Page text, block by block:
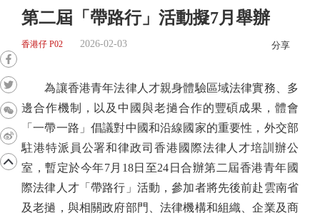
第二屆「帶路行」活動擬7月舉辦
香港仔 P02 2026-02-03 分享
為讓香港青年法律人才親身體驗區域法律實務、多
邊合作機制，以及中國與老撾合作的豐碩成果，體會
「一帶一路」倡議對中國和沿線國家的重要性，外交部
駐港特派員公署和律政司香港國際法律人才培訓辦公
室，暫定於今年7月18日至24日合辦第二屆香港青年國
際法律人才「帶路行」活動，參加者將先後前赴雲南省
及老撾，與相關政府部門、法律機構和組織、企業及商